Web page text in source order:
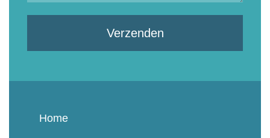
Verzenden
Home